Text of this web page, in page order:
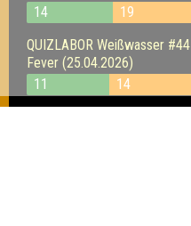
14
19
QUIZLABOR Weißwasser
Fever (25.04.2026)
11
14